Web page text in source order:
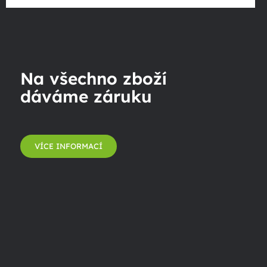
Na všechno zboží
dáváme záruku
VÍCE INFORMACÍ